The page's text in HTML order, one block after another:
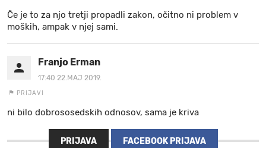
Če je to za njo tretji propadli zakon, očitno ni problem v
moških, ampak v njej sami.
Franjo Erman
17:40 22.MAJ 2019.
PRIJAVI
ni bilo dobrososedskih odnosov, sama je kriva
PRIJAVA FACEBOOK PRIJAVA